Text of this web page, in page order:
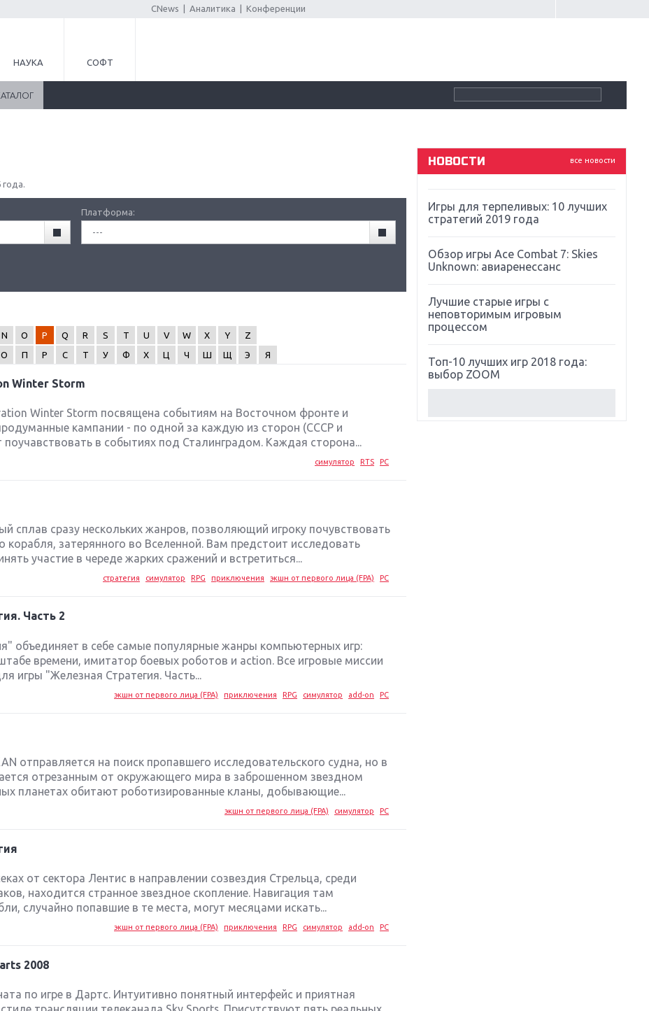
CNews Аналитика Конференции
НАУКА СОФТ
Платформа:
---
N O P Q R S T U V W X Y
Z
О П Р С Т У Ф Х Ц Ч Ш Щ Э Я
Winter Storm
Winter Storm посвящена событиям на Восточном фронте и
кампании - по одной за каждую из сторон (СССР и
в событиях под Сталинградом. Каждая сторона...
симулятор RTS PC
сплав сразу нескольких жанров, позволяющий игроку почувствовать
корабля, затерянного во Вселенной. Вам предстоит исследовать
участие в череде жарких сражений и встретиться...
стратегия симулятор RPG приключения экшн от первого лица (FPA) PC
Часть 2
объединяет в себе самые популярные жанры компьютерных игр:
времени, имитатор боевых роботов и action. Все игровые миссии
игры "Железная Стратегия. Часть...
экшн от первого лица (FPA) приключения RPG симулятор add-on PC
отправляется на поиск пропавшего исследовательского судна, но в
отрезанным от окружающего мира в заброшенном звездном
планетах обитают роботизированные кланы, добывающие...
экшн от первого лица (FPA) симулятор PC
от сектора Лентис в направлении созвездия Стрельца, среди
находится странное звездное скопление. Навигация там
случайно попавшие в те места, могут месяцами искать...
экшн от первого лица (FPA) приключения RPG симулятор add-on PC
2008
по игре в Дартс. Интуитивно понятный интерфейс и приятная
все новости
НОВОСТИ
Souls
Far Cry 5: хвалить нельзя ругать
Игры для терпеливых: 10 лучших
стратегий 2019 года
Обзор игры Ace Combat 7: Skies
Unknown: авиаренессанс
Лучшие старые игры с
неповторимым игровым
процессом
Топ-10 лучших игр 2018 года:
выбор ZOOM